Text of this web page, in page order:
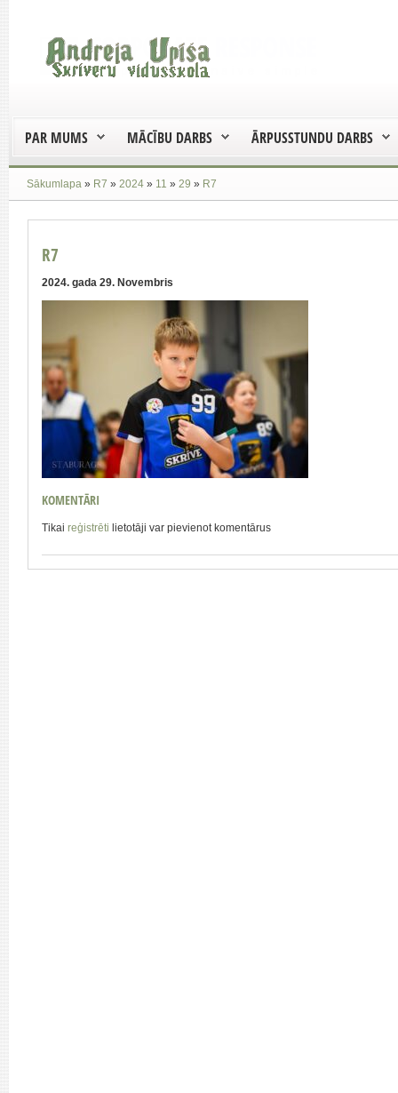
PAR MUMS MĀCĪBU DARBS ĀRPUSSTUNDU DARBS
Sākumlapa » R7 » 2024 » 11 » 29 » R7
R7
2024. gada 29. Novembris
KOMENTĀRI
Tikai reģistrēti lietotāji var pievienot komentārus